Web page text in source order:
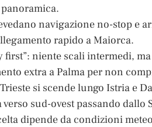
navigazione no-stop e
rapido a Maiorca.
first”: niente scali intermedi,
extra a Palma per non
si scende lungo Istria e
sud-ovest passando
dipende da condizioni